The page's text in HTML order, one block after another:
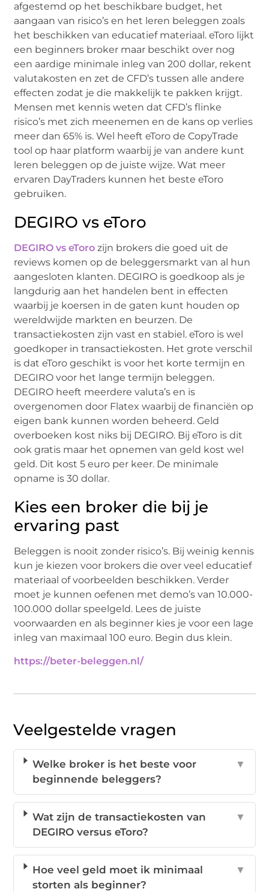
afgestemd op het beschikbare budget, het
aangaan van risico’s en het leren beleggen zoals
het beschikken van educatief materiaal. eToro lijkt
een beginners broker maar beschikt over nog
een aardige minimale inleg van 200 dollar, rekent
valutakosten en zet de CFD’s tussen alle andere
effecten zodat je die makkelijk te pakken krijgt.
Mensen met kennis weten dat CFD’s flinke
risico’s met zich meenemen en de kans op verlies
meer dan 65% is. Wel heeft eToro de CopyTrade
tool op haar platform waarbij je van andere kunt
leren beleggen op de juiste wijze. Wat meer
ervaren DayTraders kunnen het beste eToro
gebruiken.
DEGIRO vs eToro
DEGIRO vs eToro zijn brokers die goed uit de
reviews komen op de beleggersmarkt van al hun
aangesloten klanten. DEGIRO is goedkoop als je
langdurig aan het handelen bent in effecten
waarbij je koersen in de gaten kunt houden op
wereldwijde markten en beurzen. De
transactiekosten zijn vast en stabiel. eToro is wel
goedkoper in transactiekosten. Het grote verschil
is dat eToro geschikt is voor het korte termijn en
DEGIRO voor het lange termijn beleggen.
DEGIRO heeft meerdere valuta’s en is
overgenomen door Flatex waarbij de financiën op
eigen bank kunnen worden beheerd. Geld
overboeken kost niks bij DEGIRO. Bij eToro is dit
ook gratis maar het opnemen van geld kost wel
geld. Dit kost 5 euro per keer. De minimale
opname is 30 dollar.
Kies een broker die bij je
ervaring past
Beleggen is nooit zonder risico’s. Bij weinig kennis
kun je kiezen voor brokers die over veel educatief
materiaal of voorbeelden beschikken. Verder
moet je kunnen oefenen met demo’s van 10.000-
100.000 dollar speelgeld. Lees de juiste
voorwaarden en als beginner kies je voor een lage
inleg van maximaal 100 euro. Begin dus klein.
https://beter-beleggen.nl/
Veelgestelde vragen
Welke broker is het beste voor
beginnende beleggers?
▼
Wat zijn de transactiekosten van
DEGIRO versus eToro?
▼
Hoe veel geld moet ik minimaal
storten als beginner?
▼